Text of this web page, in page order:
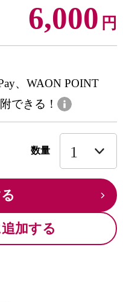
6,000 円
、WAON POINT
できる！
数量
加する